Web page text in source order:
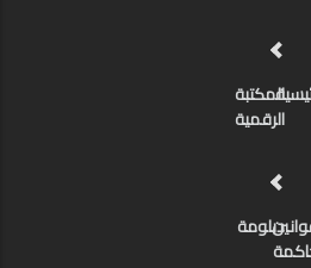
المكتبة
الرقمية
دبلومة